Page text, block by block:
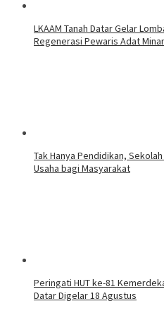
LKAAM Tanah Datar Gelar
Regenerasi Pewaris Adat
Tak Hanya Pendidikan,
Usaha bagi Masyarakat
Peringati HUT ke-81
Datar Digelar 18 Agustus